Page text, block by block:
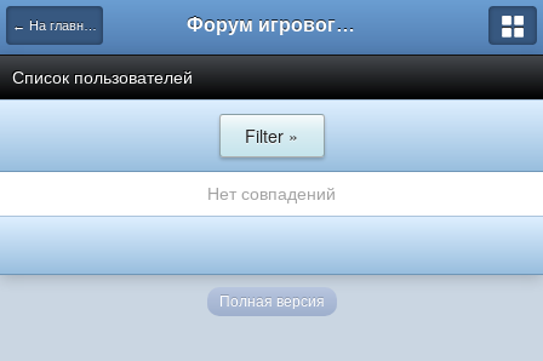
← На главную Форум игрового проекта Riverrise
Список пользователей
Filter »
Нет совпадений
Полная версия